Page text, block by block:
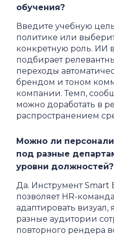
обучения?
Введите учебную
политике или
конкретную роль. ИИ
подбирает
переходы
брендом и тоном
компании. Темп,
можно доработать в
распространением
Можно ли
под разные
уровни должностей?
Да. Инструмент Smart
позволяет HR-
адаптировать визуал,
разные аудитории
повторного рендера